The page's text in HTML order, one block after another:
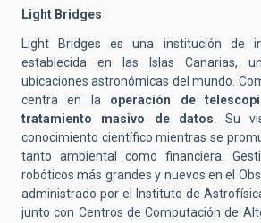
Light Bridges
Light Bridges es una institución de
establecida en las Islas Canarias,
ubicaciones astronómicas del mundo.
centra en la operación de
tratamiento masivo de datos. Su
conocimiento científico mientras se
tanto ambiental como financiera.
robóticos más grandes y nuevos en el
administrado por el Instituto de
junto con Centros de Computación de